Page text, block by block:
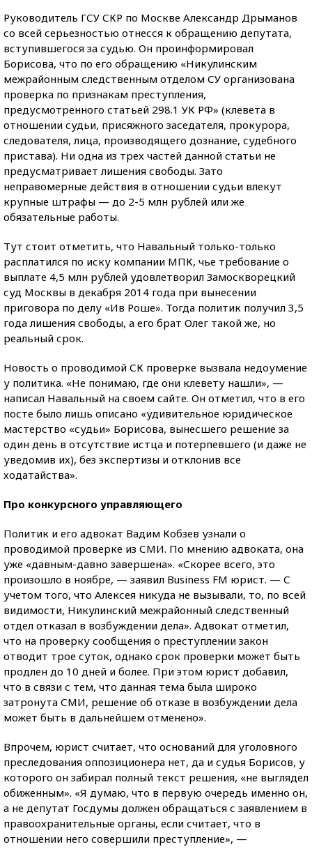
Руководитель ГСУ СКР по Москве Александр Дрыманов
со всей серьезностью отнесся к обращению депутата,
вступившегося за судью. Он проинформировал
Борисова, что по его обращению «Никулинским
межрайонным следственным отделом СУ организована
проверка по признакам преступления,
предусмотренного статьей 298.1 УК РФ» (клевета в
отношении судьи, присяжного заседателя, прокурора,
следователя, лица, производящего дознание, судебного
пристава). Ни одна из трех частей данной статьи не
предусматривает лишения свободы. Зато
неправомерные действия в отношении судьи влекут
крупные штрафы — до 2-5 млн рублей или же
обязательные работы.
Тут стоит отметить, что Навальный только-только
расплатился по иску компании МПК, чье требование о
выплате 4,5 млн рублей удовлетворил Замоскворецкий
суд Москвы в декабря 2014 года при вынесении
приговора по делу «Ив Роше». Тогда политик получил 3,5
года лишения свободы, а его брат Олег такой же, но
реальный срок.
Новость о проводимой СК проверке вызвала недоумение
у политика. «Не понимаю, где они клевету нашли», —
написал Навальный на своем сайте. Он отметил, что в его
посте было лишь описано «удивительное юридическое
мастерство «судьи» Борисова, вынесшего решение за
один день в отсутствие истца и потерпевшего (и даже не
уведомив их), без экспертизы и отклонив все
ходатайства».
Про конкурсного управляющего
Политик и его адвокат Вадим Кобзев узнали о
проводимой проверке из СМИ. По мнению адвоката, она
уже «давным-давно завершена». «Скорее всего, это
произошло в ноябре, — заявил Business FM юрист. — С
учетом того, что Алексея никуда не вызывали, то, по всей
видимости, Никулинский межрайонный следственный
отдел отказал в возбуждении дела». Адвокат отметил,
что на проверку сообщения о преступлении закон
отводит трое суток, однако срок проверки может быть
продлен до 10 дней и более. При этом юрист добавил,
что в связи с тем, что данная тема была широко
затронута СМИ, решение об отказе в возбуждении дела
может быть в дальнейшем отменено».
Впрочем, юрист считает, что оснований для уголовного
преследования оппозиционера нет, да и судья Борисов, у
которого он забирал полный текст решения, «не выглядел
обиженным». «Я думаю, что в первую очередь именно он,
а не депутат Госдумы должен обращаться с заявлением в
правоохранительные органы, если считает, что в
отношении него совершили преступление», —